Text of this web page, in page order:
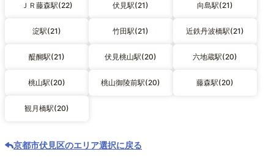
ＪＲ藤森駅(22) 伏見駅(21) 向島駅(21)
淀駅(21) 竹田駅(21) 近鉄丹波橋駅(21)
醍醐駅(21) 伏見桃山駅(20) 六地蔵駅(20)
桃山駅(20) 桃山御陵前駅(20) 藤森駅(20)
観月橋駅(20)
京都市伏見区のエリア選択に戻る